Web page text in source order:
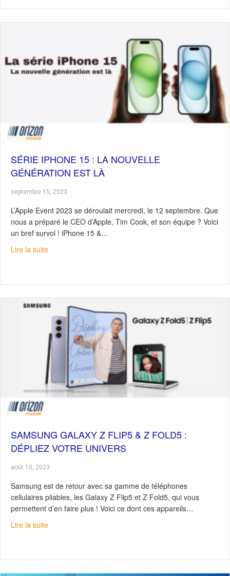
SÉRIE IPHONE 15 : LA NOUVELLE
GÉNÉRATION EST LÀ
septembre 15, 2023
L’Apple Event 2023 se déroulait mercredi, le 12 septembre. Que
nous a préparé le CEO d’Apple, Tim Cook, et son équipe ? Voici
un bref survol ! iPhone 15 &…
Lire la suiteabout Série iPhone 15 : La nouvelle génération est là
SAMSUNG GALAXY Z FLIP5 & Z FOLD5 :
DÉPLIEZ VOTRE UNIVERS
août 10, 2023
Samsung est de retour avec sa gamme de téléphones
cellulaires pliables, les Galaxy Z Flip5 et Z Fold5, qui vous
permettent d’en faire plus ! Voici ce dont ces appareils…
Lire la suiteabout Samsung Galaxy Z Flip5 & Z Fold5 : Dépliez